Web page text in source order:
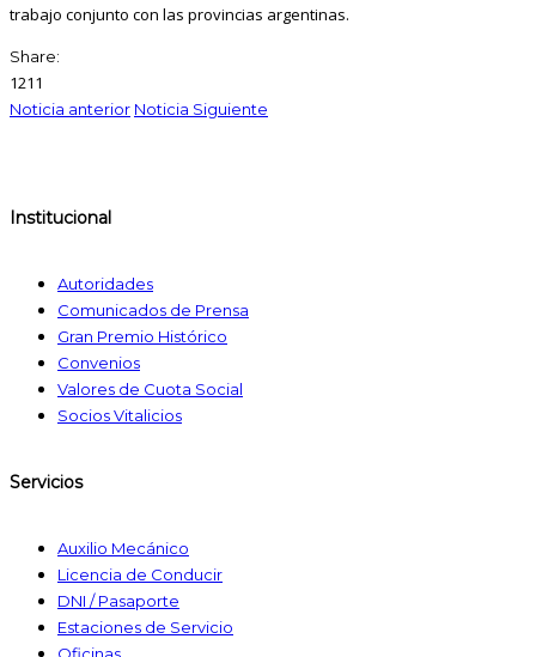
trabajo conjunto con las provincias argentinas.
Share:
1211
Noticia anterior Noticia Siguiente
Institucional
Autoridades
Comunicados de Prensa
Gran Premio Histórico
Convenios
Valores de Cuota Social
Socios Vitalicios
Servicios
Auxilio Mecánico
Licencia de Conducir
DNI / Pasaporte
Estaciones de Servicio